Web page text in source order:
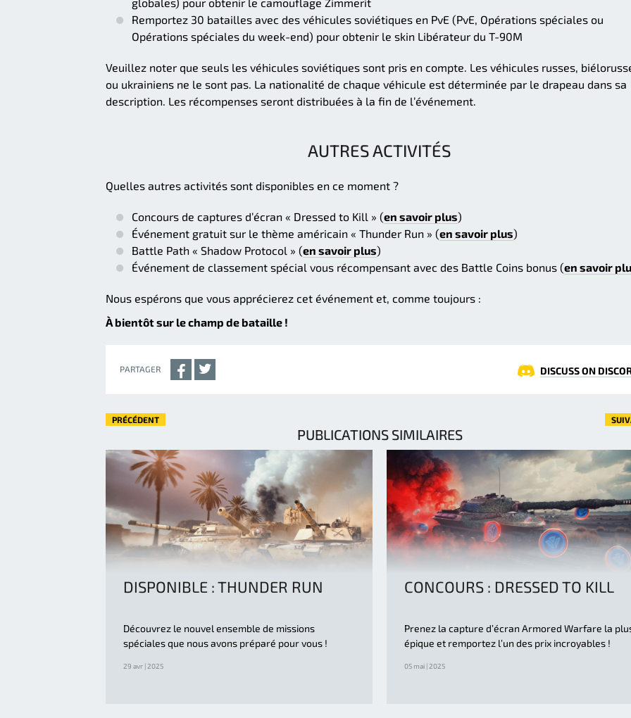
Remportez 30 batailles avec des véhicules soviétiques en PvE (PvE, Opérations spéciales ou
Opérations spéciales du week-end) pour obtenir le skin Libérateur du T-90M
Veuillez noter que seuls les véhicules soviétiques sont pris en compte. Les véhicules russes,
ou ukrainiens ne le sont pas. La nationalité de chaque véhicule est déterminée par le drapeau dans sa
description. Les récompenses seront distribuées à la fin de l’événement.
AUTRES ACTIVITÉS
Quelles autres activités sont disponibles en ce moment ?
Concours de captures d’écran « Dressed to Kill » (en savoir plus)
Événement gratuit sur le thème américain « Thunder Run » (en savoir plus)
Battle Path « Shadow Protocol » (en savoir plus)
Événement de classement spécial vous récompensant avec des Battle Coins bonus (en savoir
Nous espérons que vous apprécierez cet événement et, comme toujours :
À bientôt sur le champ de bataille !
PARTAGER DISCUSS ON
PRÉCÉDENT
PUBLICATIONS SIMILAIRES
DISPONIBLE : THUNDER RUN
Découvrez le nouvel ensemble de missions
spéciales que nous avons préparé pour vous !
29 avr | 2025
CONCOURS : DRESSED TO KILL
Prenez la capture d’écran Armored Warfare la
épique et remportez l’un des prix incroyables !
05 mai | 2025